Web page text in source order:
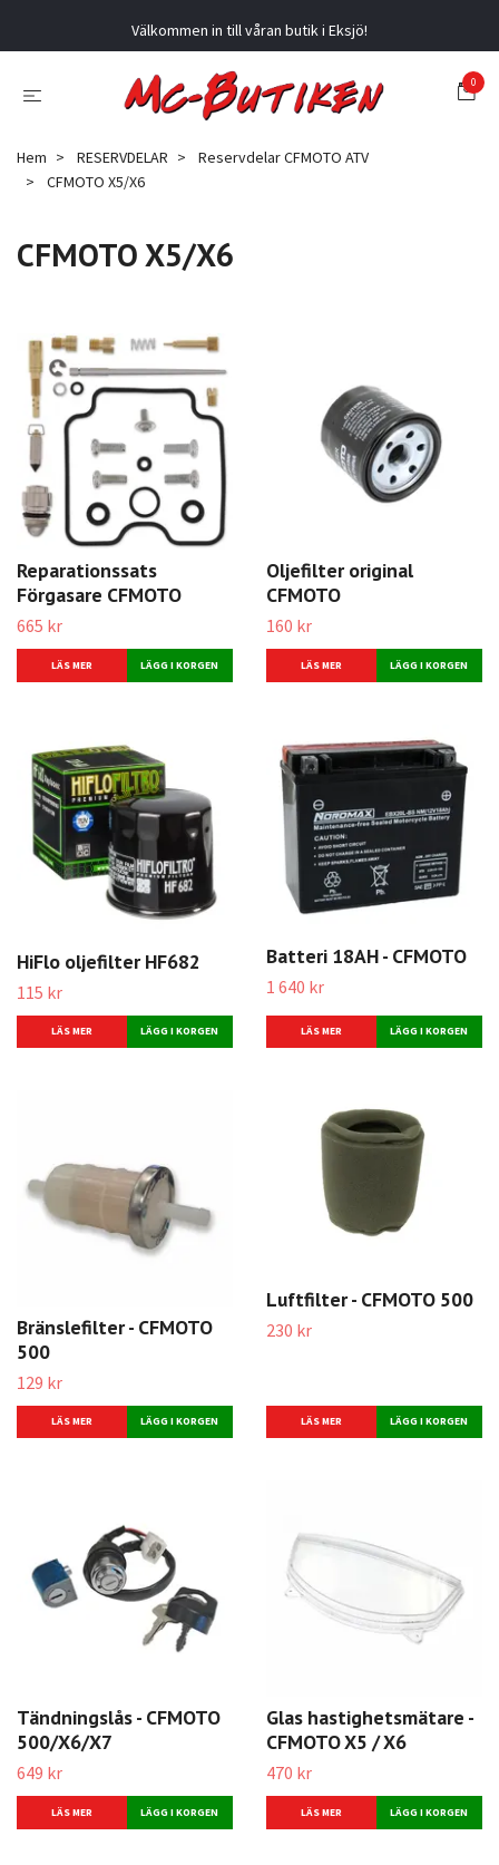
Välkommen in till våran butik i Eksjö!
0
Hem RESERVDELAR
Reservdelar CFMOTO ATV
CFMOTO X5/X6
CFMOTO X5/X6
Reparationssats
Förgasare CFMOTO
665 kr
LÄS MER
Oljefilter original
CFMOTO
160 kr
LÄS MER
HiFlo oljefilter HF682
115 kr
LÄS MER
Batteri 18AH - CFMOTO
1 640 kr
LÄS MER
Bränslefilter - CFMOTO
500
129 kr
LÄS MER
Luftfilter - CFMOTO 500
230 kr
LÄS MER
Tändningslås - CFMOTO
500/X6/X7
649 kr
LÄS MER
Glas hastighetsmätare -
CFMOTO X5 / X6
470 kr
LÄS MER